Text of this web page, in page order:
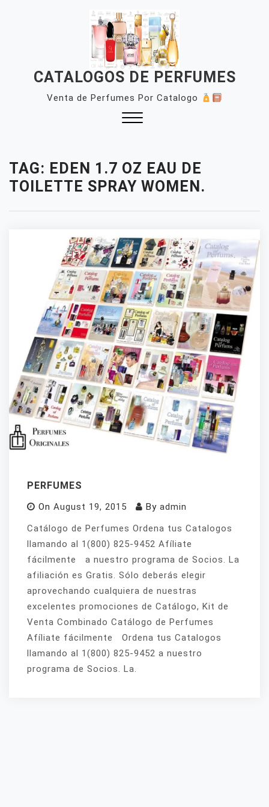
CATALOGOS DE PERFUMES
Venta de Perfumes Por Catalogo
TAG: EDEN 1.7 OZ EAU DE
TOILETTE SPRAY WOMEN.
PERFUMES
On August 19, 2015 By admin
Catálogo de Perfumes Ordena tus Catalogos
llamando al 1(800) 825-9452 Afíliate
fácilmente a nuestro programa de Socios. La
afiliación es Gratis. Sólo deberás elegir
aprovechando cualquiera de nuestras
excelentes promociones de Catálogo, Kit de
Venta Combinado Catálogo de Perfumes
Afíliate fácilmente Ordena tus Catalogos
llamando al 1(800) 825-9452 a nuestro
programa de Socios. La.